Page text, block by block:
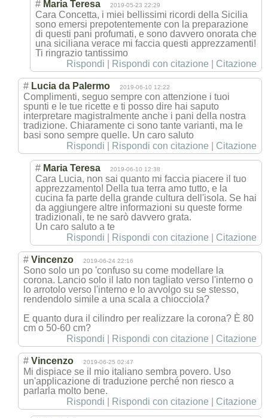
# Maria Teresa 2019-05-23 22:29
Cara Concetta, i miei bellissimi ricordi della Sicilia
sono emersi prepotentemente con la preparazione
di questi pani profumati, e sono davvero onorata che
una siciliana verace mi faccia questi apprezzamenti!
Ti ringrazio tantissimo
Rispondi
Rispondi con citazione Citazione
# Lucia da Palermo 2019-06-10 12:22
Complimenti, seguo sempre con attenzione i tuoi
spunti e le tue ricette e ti posso dire hai saputo
interpretare magistralmente anche i pani della nostra
tradizione. Chiaramente ci sono tante varianti, ma le
basi sono sempre quelle. Un caro saluto
Rispondi
Rispondi con citazione Citazione
# Maria Teresa 2019-06-10 12:38
Cara Lucia, non sai quanto mi faccia piacere il tuo
apprezzamento! Della tua terra amo tutto, e la
cucina fa parte della grande cultura dell'isola. Se hai
da aggiungere altre informazioni su queste forme
tradizionali, te ne sarò davvero grata.
Un caro saluto a te
Rispondi
Rispondi con citazione Citazione
# Vincenzo 2019-06-24 22:16
Sono solo un po 'confuso su come modellare la
corona. Lancio solo il lato non tagliato verso l'interno o
lo arrotolo verso l'interno e lo avvolgo su se stesso,
rendendolo simile a una scala a chiocciola?
E quanto dura il cilindro per realizzare la corona? È 80
cm o 50-60 cm?
Rispondi
Rispondi con citazione Citazione
# Vincenzo 2019-06-25 02:47
Mi dispiace se il mio italiano sembra povero. Uso
un'applicazione di traduzione perché non riesco a
parlarla molto bene.
Rispondi
Rispondi con citazione Citazione